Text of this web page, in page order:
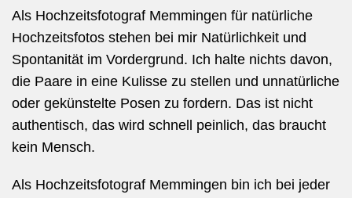
Als Hochzeitsfotograf Memmingen für natürliche
Hochzeitsfotos stehen bei mir Natürlichkeit und
Spontanität im Vordergrund. Ich halte nichts davon,
die Paare in eine Kulisse zu stellen und unnatürliche
oder gekünstelte Posen zu fordern. Das ist nicht
authentisch, das wird schnell peinlich, das braucht
kein Mensch.
Als Hochzeitsfotograf Memmingen bin ich bei jeder